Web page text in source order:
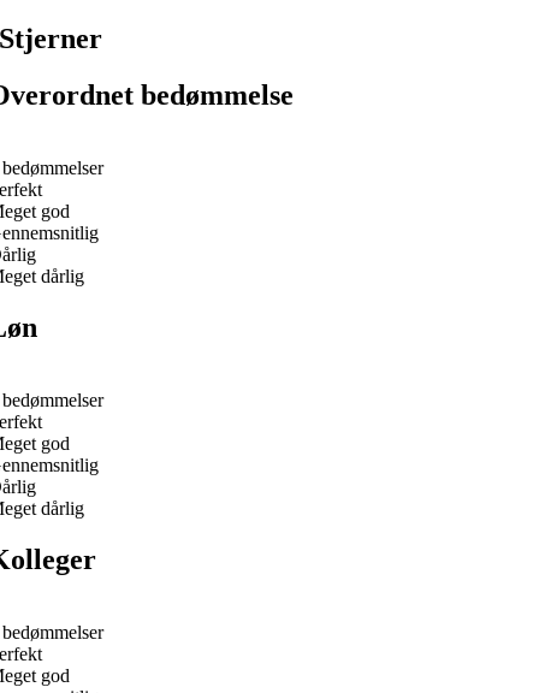
Stjerner
bedømmelse
god
dårlig
god
dårlig
god